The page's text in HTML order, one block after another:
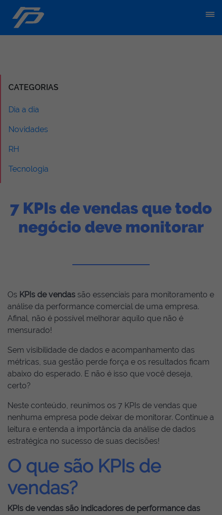
CATEGORIAS
Dia a dia
Novidades
RH
Tecnologia
7 KPIs de vendas que todo
negócio deve monitorar
Os KPIs de vendas são essenciais para monitoramento e
análise da performance comercial de uma empresa.
Afinal, não é possível melhorar aquilo que não é
mensurado!
Sem visibilidade de dados e acompanhamento das
métricas, sua gestão perde força e os resultados ficam
abaixo do esperado. E não é isso que você deseja,
certo?
Neste conteúdo, reunimos os 7 KPIs de vendas que
nenhuma empresa pode deixar de monitorar. Continue a
leitura e entenda a importância da análise de dados
estratégica no sucesso de suas decisões!
O que são KPIs de
vendas?
KPIs de vendas são indicadores de performance das